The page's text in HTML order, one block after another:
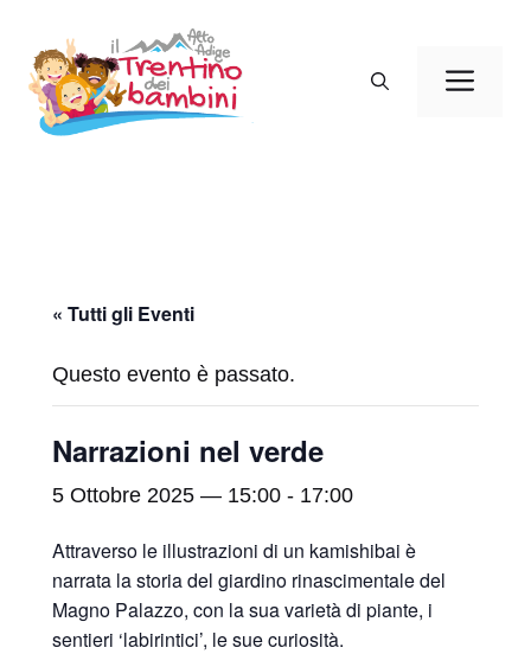
contenuto
« Tutti gli Eventi
Questo evento è passato.
Narrazioni nel verde
5 Ottobre 2025 — 15:00 - 17:00
Attraverso le illustrazioni di un kamishibai è
narrata la storia del giardino rinascimentale del
Magno Palazzo, con la sua varietà di piante, i
sentieri ‘labirintici’, le sue curiosità.